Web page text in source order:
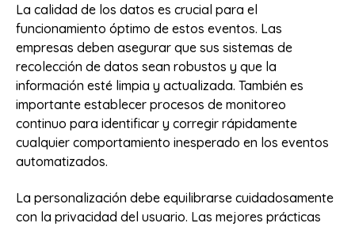
La calidad de los datos es crucial para el
funcionamiento óptimo de estos eventos. Las
empresas deben asegurar que sus sistemas de
recolección de datos sean robustos y que la
información esté limpia y actualizada. También es
importante establecer procesos de monitoreo
continuo para identificar y corregir rápidamente
cualquier comportamiento inesperado en los eventos
automatizados.
La personalización debe equilibrarse cuidadosamente
con la privacidad del usuario. Las mejores prácticas